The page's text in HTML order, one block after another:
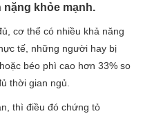
nặng khỏe mạnh.
cơ thể có nhiều khả năng
tế, những người hay bị
béo phì cao hơn 33% so
thời gian ngủ.
thì điều đó chứng tỏ